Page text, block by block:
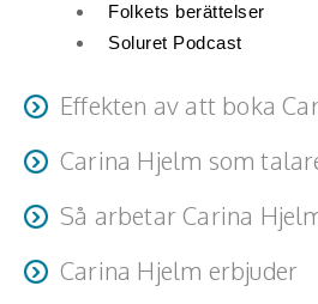
Miljö, hållbar utveckling
Målsättning, motivation,
Mångfald och integration
Omvärld, politik, juridik
Pedagogik, skola, föräldraskap
Folkets berättelser
Soluret Podcast
Effekten av att boka
Efter Carinas föreläsningar
Hennes mål är att väcka nya
Carina Hjelm som
Carinas föreläsningar präglas av
eftertanke. Hon delar med sig av
som berör och inspirerar.
Genom att varva teori, fakta och
Så arbetar Carina
Carina delar sin personliga resa
rädsla till insikt, tillit och
Carina Hjelm erbjuder